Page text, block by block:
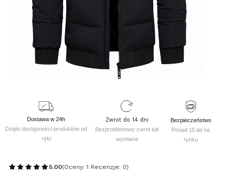
Dostawa w 24h
Dzięki dostępności produktów od
ręki
Zwrot do 14 dni
Bezproblemowy zwrot lub
wymiana
Bezpieczeństwo
Ponad 15 lat na
rynku
5.00(Oceny: 1 Recenzje: 0)